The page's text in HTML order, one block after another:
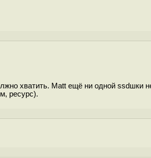
хватить. Matt ещё ни одной ssdшки
ресурс).